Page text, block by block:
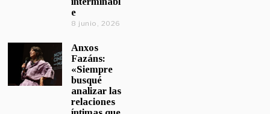
e
8 junio, 2026
Anxos
Fazáns:
«Siempre
busqué
analizar las
relaciones